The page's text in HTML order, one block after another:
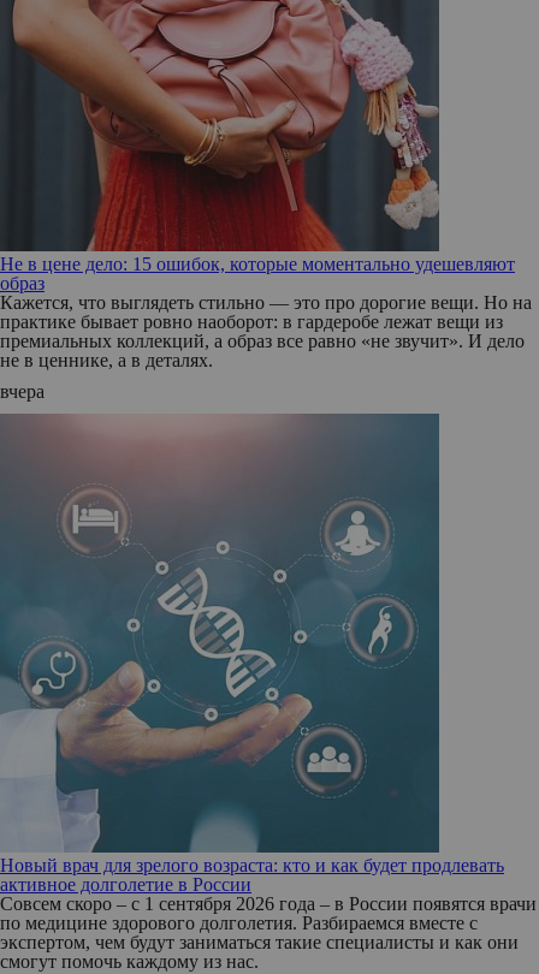
Не в цене дело: 15 ошибок, которые моментально удешевляют
образ
Кажется, что выглядеть стильно — это про дорогие вещи. Но на
практике бывает ровно наоборот: в гардеробе лежат вещи из
премиальных коллекций, а образ все равно «не звучит». И дело
не в ценнике, а в деталях.
вчера
Новый врач для зрелого возраста: кто и как будет продлевать
активное долголетие в России
Совсем скоро – с 1 сентября 2026 года – в России появятся врачи
по медицине здорового долголетия. Разбираемся вместе с
экспертом, чем будут заниматься такие специалисты и как они
смогут помочь каждому из нас.